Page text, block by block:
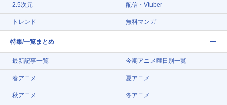
2.5次元 配信・Vtuber
トレンド 無料マンガ
特集/一覧まとめ
最新記事一覧 今期アニメ曜日別一覧
春アニメ 夏アニメ
秋アニメ 冬アニメ